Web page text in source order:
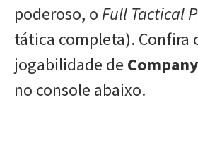
poderoso, o Full Tactical
tática completa). Confira
jogabilidade de
no console abaixo.